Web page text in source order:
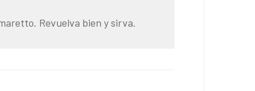
Revuelva bien y sirva.